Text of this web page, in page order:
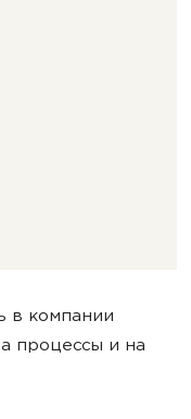
в компании
процессы и на